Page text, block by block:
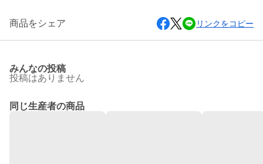
商品をシェア リンクをコピー
みんなの投稿
投稿はありません
同じ生産者の商品